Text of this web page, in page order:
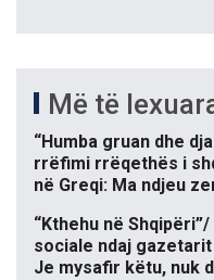
Më të
“Humba gruan dhe
rrëfimi rrëqethës i
në Greqi: Ma ndjeu
“Kthehu në
sociale ndaj
Je mysafir këtu, nuk